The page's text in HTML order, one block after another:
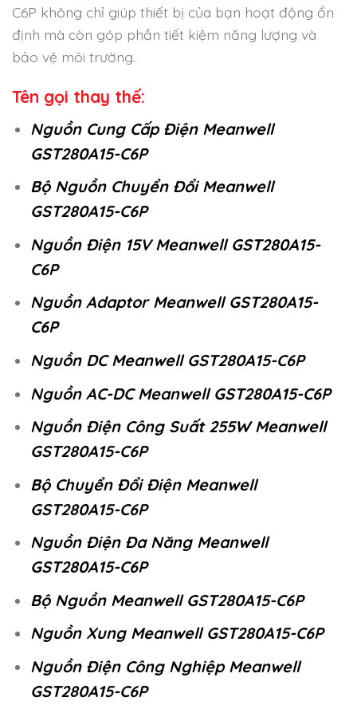
C6P không chỉ giúp thiết bị của bạn hoạt động ổn
định mà còn góp phần tiết kiệm năng lượng và
bảo vệ môi trường.
Tên gọi thay thế:
Nguồn Cung Cấp Điện Meanwell
GST280A15-C6P
Bộ Nguồn Chuyển Đổi Meanwell
GST280A15-C6P
Nguồn Điện 15V Meanwell GST280A15-
C6P
Nguồn Adaptor Meanwell GST280A15-
C6P
Nguồn DC Meanwell GST280A15-C6P
Nguồn AC-DC Meanwell GST280A15-C6P
Nguồn Điện Công Suất 255W Meanwell
GST280A15-C6P
Bộ Chuyển Đổi Điện Meanwell
GST280A15-C6P
Nguồn Điện Đa Năng Meanwell
GST280A15-C6P
Bộ Nguồn Meanwell GST280A15-C6P
Nguồn Xung Meanwell GST280A15-C6P
Nguồn Điện Công Nghiệp Meanwell
GST280A15-C6P